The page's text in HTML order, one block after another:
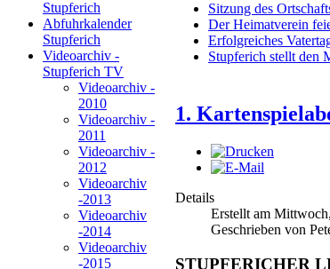
Stupferich
Abfuhrkalender
Stupferich
Videoarchiv -
Stupferich TV
Videoarchiv -
2010
Videoarchiv -
2011
Videoarchiv -
2012
Videoarchiv
-2013
Videoarchiv
-2014
Videoarchiv
-2015
Sitzung des
Der Heimatverein
Erfolgreiches
Stupferich stellt den
1.
Details
Erstellt am
Geschrieben von
STUPFERICHER